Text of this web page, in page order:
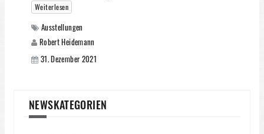
Weiterlesen
Ausstellungen
Robert Heidemann
31. Dezember 2021
NEWSKATEGORIEN